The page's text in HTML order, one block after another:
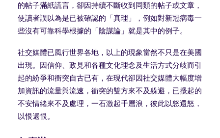
的帖子滿紙謊言，卻因持續不斷收到同類的帖子或文章，
使讀者誤以為是已被確認的「真理」，例如對新冠病毒一
些沒有可靠科學根據的「陰謀論」就是其中的例子。
社交媒體已風行世界各地，以上的現象當然不只是在美國
出現。因信仰、政見和各種文化理念及生活方式分歧而引
起的紛爭和衝突自古已有，在現代卻因社交媒體大幅度增
加資訊的流量與流速，衝突的雙方來不及躲避，已攪起的
不安情緒來不及處理，一石激起千層浪，彼此以怒還怒，
以恨還恨。